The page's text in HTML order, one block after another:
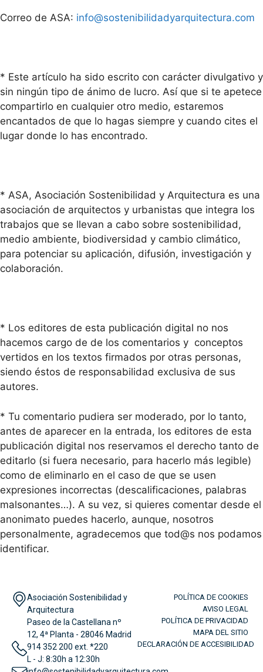
Correo de ASA: info@sostenibilidadyarquitectura.com
* Este artículo ha sido escrito con carácter divulgativo y
sin ningún tipo de ánimo de lucro. Así que si te apetece
compartirlo en cualquier otro medio, estaremos
encantados de que lo hagas siempre y cuando cites el
lugar donde lo has encontrado.
* ASA, Asociación Sostenibilidad y Arquitectura es una
asociación de arquitectos y urbanistas que integra los
trabajos que se llevan a cabo sobre sostenibilidad,
medio ambiente, biodiversidad y cambio climático,
para potenciar su aplicación, difusión, investigación y
colaboración.
* Los editores de esta publicación digital no nos
hacemos cargo de de los comentarios y conceptos
vertidos en los textos firmados por otras personas,
siendo éstos de responsabilidad exclusiva de sus
autores.
* Tu comentario pudiera ser moderado, por lo tanto,
antes de aparecer en la entrada, los editores de esta
publicación digital nos reservamos el derecho tanto de
editarlo (si fuera necesario, para hacerlo más legible)
como de eliminarlo en el caso de que se usen
expresiones incorrectas (descalificaciones, palabras
malsonantes…). A su vez, si quieres comentar desde el
anonimato puedes hacerlo, aunque, nosotros
personalmente, agradecemos que tod@s nos podamos
identificar.
Asociación Sostenibilidad y
Arquitectura
Paseo de la Castellana nº
12, 4ª Planta - 28046 Madrid
914 352 200 ext. *220
L - J: 8:30h a 12:30h
POLÍTICA DE COOKIES
AVISO LEGAL
POLÍTICA DE PRIVACIDAD
MAPA DEL SITIO
DECLARACIÓN DE ACCESIBILIDAD